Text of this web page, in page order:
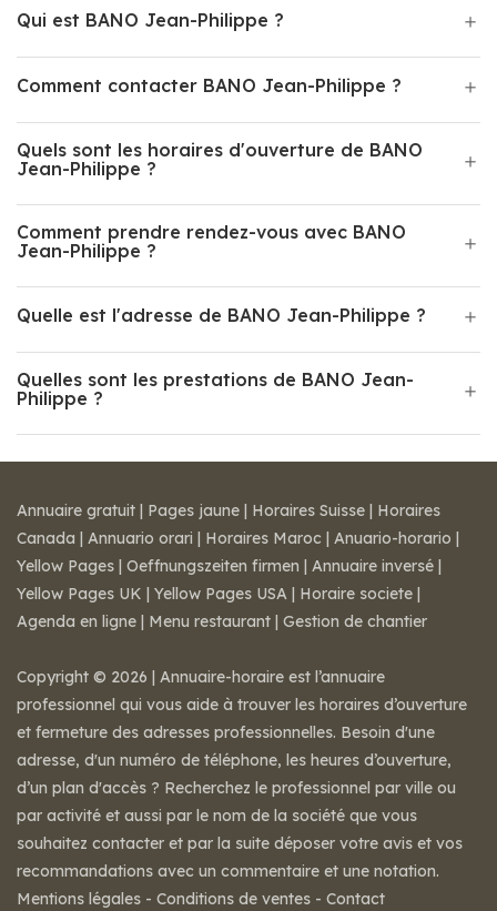
Qui est BANO Jean-Philippe ?
Comment contacter BANO Jean-Philippe ?
Quels sont les horaires d'ouverture de BANO
Jean-Philippe ?
Comment prendre rendez-vous avec BANO
Jean-Philippe ?
Quelle est l'adresse de BANO Jean-Philippe ?
Quelles sont les prestations de BANO Jean-
Philippe ?
Annuaire gratuit | Pages jaune | Horaires Suisse | Horaires
Canada | Annuario orari | Horaires Maroc | Anuario-horario |
Yellow Pages | Oeffnungszeiten firmen | Annuaire inversé |
Yellow Pages UK | Yellow Pages USA | Horaire societe |
Agenda en ligne | Menu restaurant | Gestion de chantier
Copyright © 2026 | Annuaire-horaire est l’annuaire
professionnel qui vous aide à trouver les horaires d’ouverture
et fermeture des adresses professionnelles. Besoin d'une
adresse, d'un numéro de téléphone, les heures d’ouverture,
d’un plan d'accès ? Recherchez le professionnel par ville ou
par activité et aussi par le nom de la société que vous
souhaitez contacter et par la suite déposer votre avis et vos
recommandations avec un commentaire et une notation.
Mentions légales - Conditions de ventes - Contact